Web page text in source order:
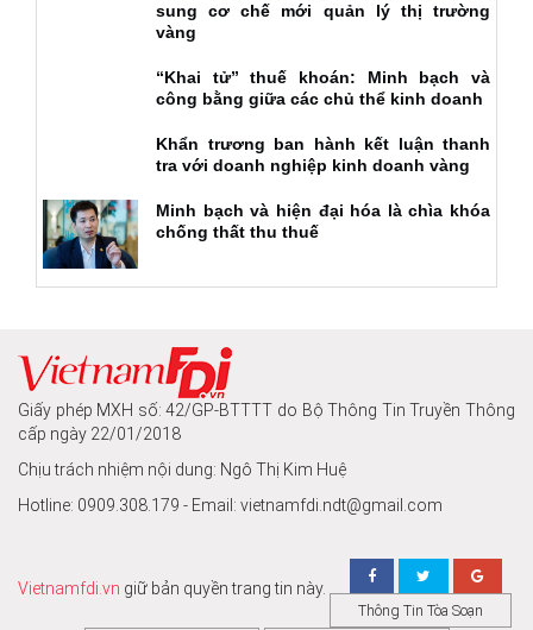
sung cơ chế mới quản lý thị trường
vàng
“Khai tử” thuế khoán: Minh bạch và
công bằng giữa các chủ thể kinh doanh
Khẩn trương ban hành kết luận thanh
tra với doanh nghiệp kinh doanh vàng
Minh bạch và hiện đại hóa là chìa khóa
chống thất thu thuế
Giấy phép MXH số: 42/GP-BTTTT do Bộ Thông Tin Truyền Thông
cấp ngày 22/01/2018
Chịu trách nhiệm nội dung: Ngô Thị Kim Huệ
Hotline: 0909.308.179 - Email: vietnamfdi.ndt@gmail.com
Vietnamfdi.vn giữ bản quyền trang tin này.
Thông Tin Tòa Soạn